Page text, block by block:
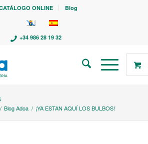
ONLINE Blog
+34 986 28 19 32
/ Blog Adoa / ¡YA ESTAN AQUÍ LOS BULBOS!